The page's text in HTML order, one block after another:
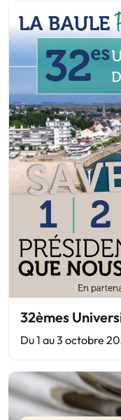
32èmes
Du 1 au 3 octobre